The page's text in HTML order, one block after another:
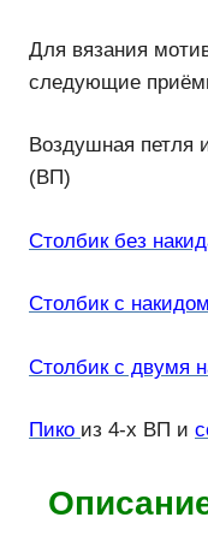
Для вязания
следующие
Воздушная петля
(ВП)
Столбик без
Столбик с накидом
Столбик с двумя
Пико из 4-х ВП и